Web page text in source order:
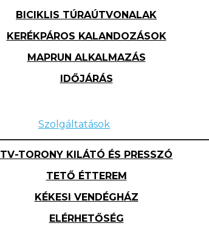
BICIKLIS TÚRAÚTVONALAK
KERÉKPÁROS KALANDOZÁSOK
MAPRUN ALKALMAZÁS
IDŐJÁRÁS
Szolgáltatások
TV-TORONY KILÁTÓ ÉS PRESSZÓ
TETŐ ÉTTEREM
KÉKESI VENDÉGHÁZ
ELÉRHETŐSÉG